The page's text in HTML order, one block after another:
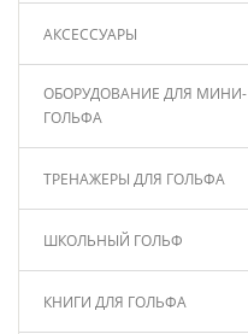
АКСЕССУАРЫ
ОБОРУДОВАНИЕ ДЛЯ МИНИ-
ГОЛЬФА
ТРЕНАЖЕРЫ ДЛЯ ГОЛЬФА
ШКОЛЬНЫЙ ГОЛЬФ
КНИГИ ДЛЯ ГОЛЬФА